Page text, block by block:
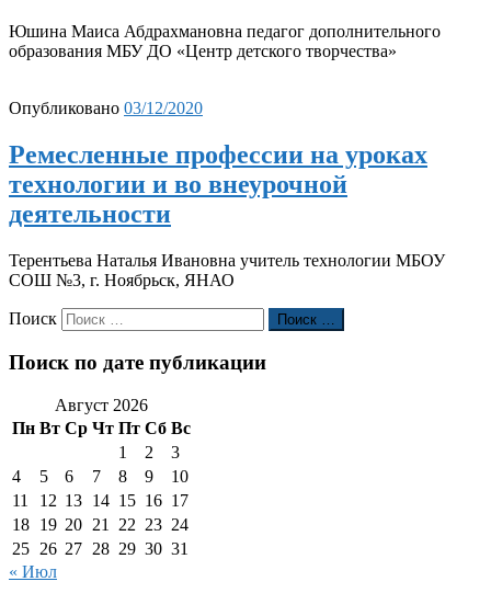
Юшина Маиса Абдрахмановна педагог дополнительного
образования МБУ ДО «Центр детского творчества»
Опубликовано 03/12/2020
Ремесленные профессии на уроках
технологии и во внеурочной
деятельности
Терентьева Наталья Ивановна учитель технологии МБОУ
СОШ №3, г. Ноябрьск, ЯНАО
Поиск Поиск …
Поиск по дате публикации
Август 2026
Пн Вт Ср Чт Пт Сб Вс
1
2
3
4
5 6 7 8 9
10
11
12 13 14 15 16 17
18 19 20 21 22 23 24
25 26 27 28 29 30 31
« Июл